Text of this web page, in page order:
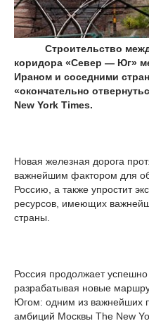
Строительство
коридора «Север — Юг»
Ираном и соседними
«окончательно
New York Times.
Новая железная дорога
важнейшим фактором для
Россию, а также упростит
ресурсов, имеющих
страны.
Россия продолжает
разрабатывая новые
Югом: одним из важнейших
амбиций Москвы The New